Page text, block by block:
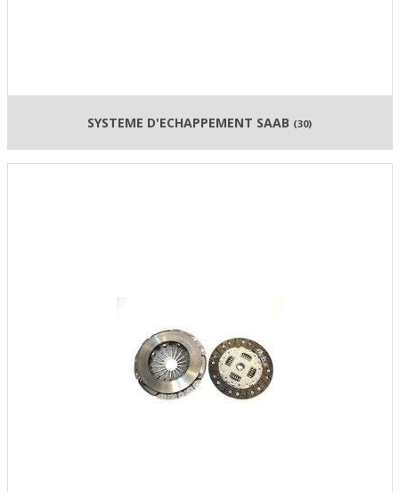
SYSTEME D'ECHAPPEMENT SAAB (30)